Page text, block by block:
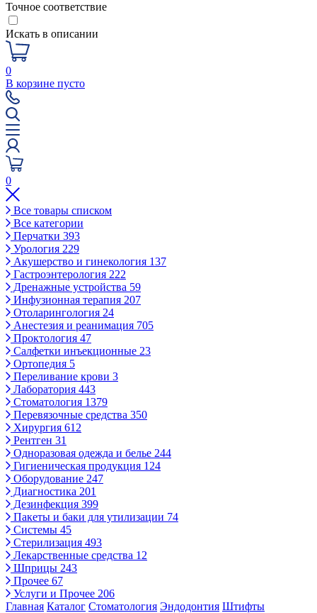
Точное соответствие
Искать в описании
0
В корзине пусто
0
Все товары списком
Все категории
Перчатки 393
Урология 229
Акушерство и гинекология 137
Гастроэнтерология 222
Дренажные устройства 59
Инфузионная терапия 207
Отоларингология 24
Анестезия и реанимация 705
Проктология 47
Салфетки инъекционные 23
Ортопедия 5
Переливание крови 3
Лаборатория 443
Стоматология 1379
Перевязочные средства 350
Хирургия 612
Рентген 31
Одноразовая одежда и белье 244
Гигиеническая продукция 124
Оборудование 247
Диагностика 201
Дезинфекция 399
Пакеты и баки для утилизации 74
Системы 45
Стерилизация 493
Лекарственные средства 12
Шприцы 243
Прочее 67
Услуги и Прочее 206
Главная Каталог Стоматология Эндодонтия Штифты